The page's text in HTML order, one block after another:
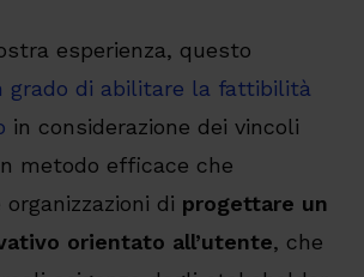
esperienza, questo
grado di abilitare la fattibilità
in considerazione dei vincoli
metodo efficace che
di progettare un
orientato all’utente, che